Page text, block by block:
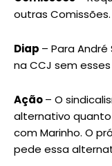
outras Comissões.
Diap – Para
na CCJ sem
Ação– O
alternativo
com Marinho. O
pede essa